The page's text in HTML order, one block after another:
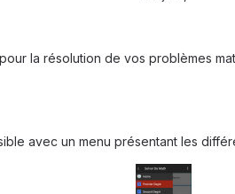
la résolution de vos problèmes
avec un menu présentant les